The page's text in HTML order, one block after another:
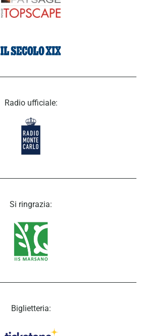
Radio ufficiale:
Si ringrazia:
Biglietteria: